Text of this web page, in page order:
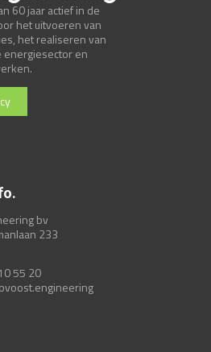
60 jaar actief in de
het uitvoeren van
het realiseren van
energiesector en
bv
233
55 20